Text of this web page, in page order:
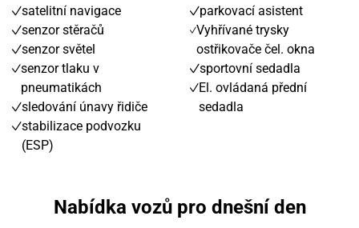
satelitní navigace
senzor stěračů
senzor světel
senzor tlaku v
pneumatikách
sledování únavy řidiče
stabilizace podvozku
(ESP)
parkovací asistent
Vyhřívané trysky
ostřikovače čel. okna
sportovní sedadla
El. ovládaná přední
sedadla
Nabídka vozů pro dnešní den